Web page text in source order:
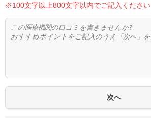
※100文字以上800文字以内でご記入ください